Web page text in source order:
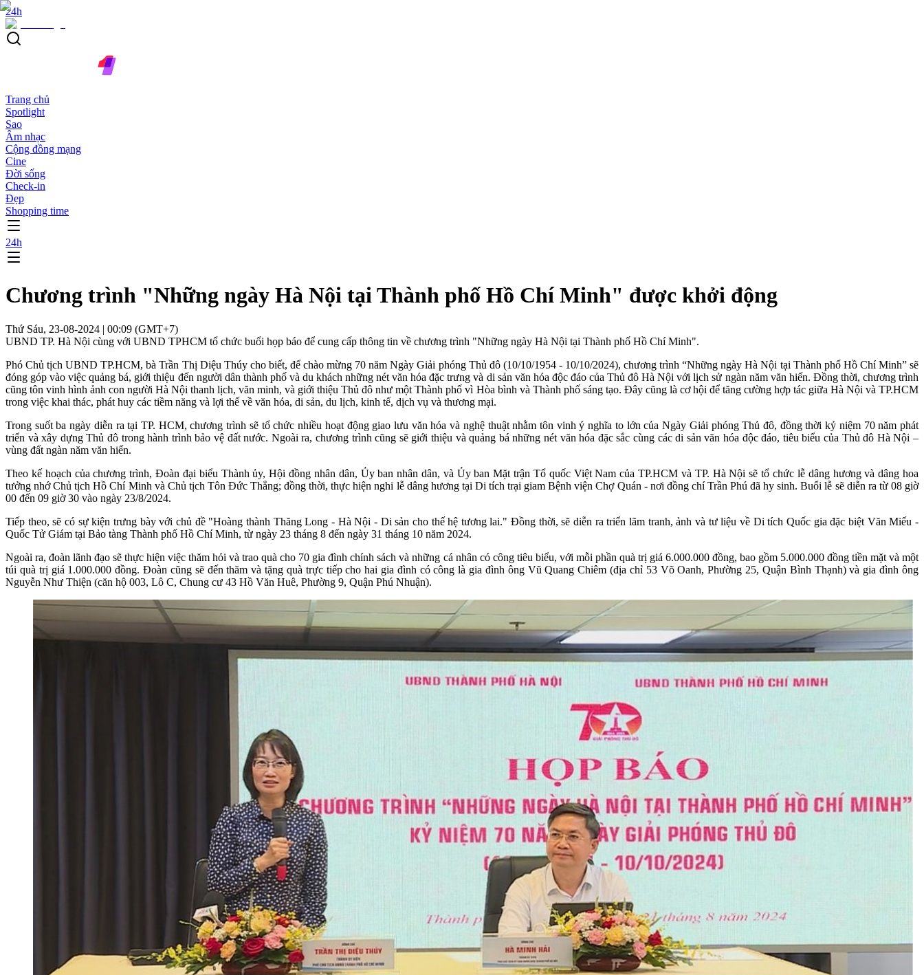
24h
Trang chủ
Spotlight
Sao
Âm nhạc
Cộng đồng mạng
Cine
Đời sống
Check-in
Đẹp
Shopping time
24h
Chương trình "Những ngày Hà Nội tại Thành phố Hồ Chí Minh" được khởi động
Thứ Sáu, 23-08-2024 | 00:09 (GMT+7)
UBND TP. Hà Nội cùng với UBND TPHCM tổ chức buổi họp báo để cung cấp thông tin về chương trình "Những ngày Hà Nội tại Thành phố Hồ Chí Minh".
Phó Chủ tịch UBND TP.HCM, bà Trần Thị Diệu Thúy cho biết, để chào mừng 70 năm Ngày Giải phóng Thủ đô (10/10/1954 - 10/10/2024), chương trình “Những ngày Hà Nội tại Thành phố Hồ Chí Minh” sẽ
đóng góp vào việc quảng bá, giới thiệu đến người dân thành phố và du khách những nét văn hóa đặc trưng và di sản văn hóa độc đáo của Thủ đô Hà Nội với lịch sử ngàn năm văn hiến. Đồng thời, chương trình
cũng tôn vinh hình ảnh con người Hà Nội thanh lịch, văn minh, và giới thiệu Thủ đô như một Thành phố vì Hòa bình và Thành phố sáng tạo. Đây cũng là cơ hội để tăng cường hợp tác giữa Hà Nội và TP.HCM
trong việc khai thác, phát huy các tiềm năng và lợi thế về văn hóa, di sản, du lịch, kinh tế, dịch vụ và thương mại.
Trong suốt ba ngày diễn ra tại TP. HCM, chương trình sẽ tổ chức nhiều hoạt động giao lưu văn hóa và nghệ thuật nhằm tôn vinh ý nghĩa to lớn của Ngày Giải phóng Thủ đô, đồng thời kỷ niệm 70 năm phát
triển và xây dựng Thủ đô trong hành trình bảo vệ đất nước. Ngoài ra, chương trình cũng sẽ giới thiệu và quảng bá những nét văn hóa đặc sắc cùng các di sản văn hóa độc đáo, tiêu biểu của Thủ đô Hà Nội –
vùng đất ngàn năm văn hiến.
Theo kế hoạch của chương trình, Đoàn đại biểu Thành ủy, Hội đồng nhân dân, Ủy ban nhân dân, và Ủy ban Mặt trận Tổ quốc Việt Nam của TP.HCM và TP. Hà Nội sẽ tổ chức lễ dâng hương và dâng hoa
tưởng nhớ Chủ tịch Hồ Chí Minh và Chủ tịch Tôn Đức Thắng; đồng thời, thực hiện nghi lễ dâng hương tại Di tích trại giam Bệnh viện Chợ Quán - nơi đồng chí Trần Phú đã hy sinh. Buổi lễ sẽ diễn ra từ 08 giờ
00 đến 09 giờ 30 vào ngày 23/8/2024.
Tiếp theo, sẽ có sự kiện trưng bày với chủ đề "Hoàng thành Thăng Long - Hà Nội - Di sản cho thế hệ tương lai." Đồng thời, sẽ diễn ra triển lãm tranh, ảnh và tư liệu về Di tích Quốc gia đặc biệt Văn Miếu -
Quốc Tử Giám tại Bảo tàng Thành phố Hồ Chí Minh, từ ngày 23 tháng 8 đến ngày 31 tháng 10 năm 2024.
Ngoài ra, đoàn lãnh đạo sẽ thực hiện việc thăm hỏi và trao quà cho 70 gia đình chính sách và những cá nhân có công tiêu biểu, với mỗi phần quà trị giá 6.000.000 đồng, bao gồm 5.000.000 đồng tiền mặt và một
túi quà trị giá 1.000.000 đồng. Đoàn cũng sẽ đến thăm và tặng quà trực tiếp cho hai gia đình có công là gia đình ông Vũ Quang Chiêm (địa chỉ 53 Võ Oanh, Phường 25, Quận Bình Thạnh) và gia đình ông
Nguyễn Như Thiện (căn hộ 003, Lô C, Chung cư 43 Hồ Văn Huê, Phường 9, Quận Phú Nhuận).